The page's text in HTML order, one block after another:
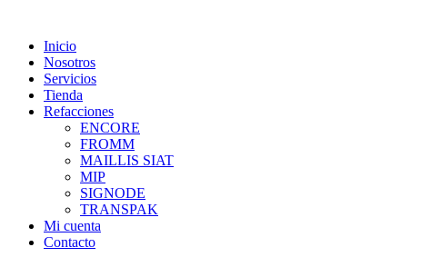
contentInicio
Nosotros
Servicios
Tienda
Refacciones
ENCORE
FROMM
MAILLIS SIAT
MIP
SIGNODE
TRANSPAK
Mi cuenta
Contacto